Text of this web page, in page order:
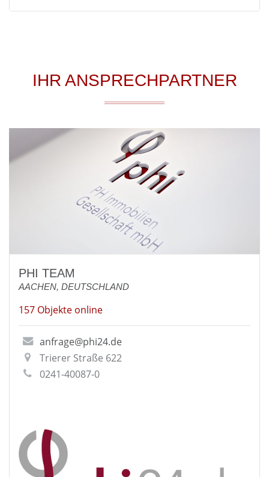
IHR ANSPRECHPARTNER
PHI TEAM
AACHEN, DEUTSCHLAND
157 Objekte online
anfrage@phi24.de
Trierer Straße 622
0241-40087-0